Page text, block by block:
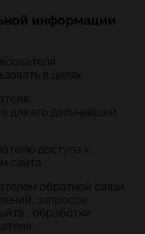
информации
в целях:
для его дальнейшей
доступа к
сайта .
обратной связи,
запросов,
, обработки